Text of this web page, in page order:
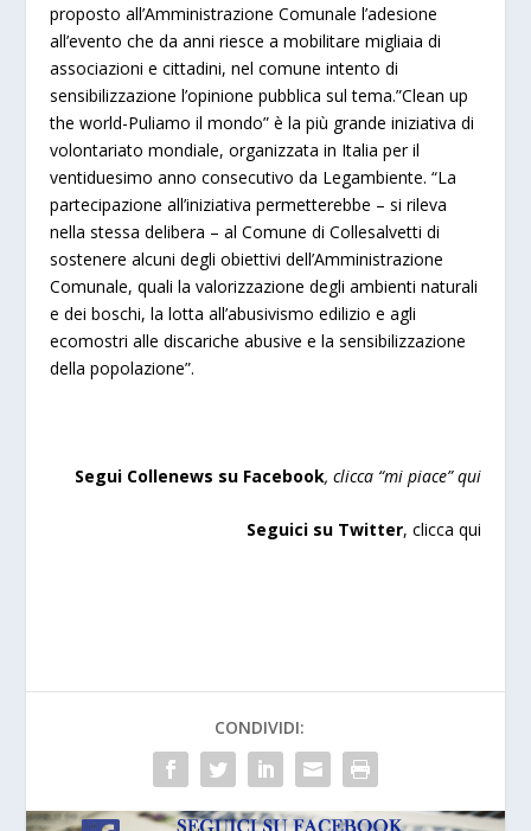
proposto all’Amministrazione Comunale l’adesione
all’evento che da anni riesce a mobilitare migliaia di
associazioni e cittadini, nel comune intento di
sensibilizzazione l’opinione pubblica sul tema.”Clean up
the world-Puliamo il mondo” è la più grande iniziativa di
volontariato mondiale, organizzata in Italia per il
ventiduesimo anno consecutivo da Legambiente. “La
partecipazione all’iniziativa permetterebbe – si rileva
nella stessa delibera – al Comune di Collesalvetti di
sostenere alcuni degli obiettivi dell’Amministrazione
Comunale, quali la valorizzazione degli ambienti naturali
e dei boschi, la lotta all’abusivismo edilizio e agli
ecomostri alle discariche abusive e la sensibilizzazione
della popolazione”.
Segui Collenews su Facebook, clicca “mi piace”qui
Seguici su Twitter, clicca qui
CONDIVIDI: